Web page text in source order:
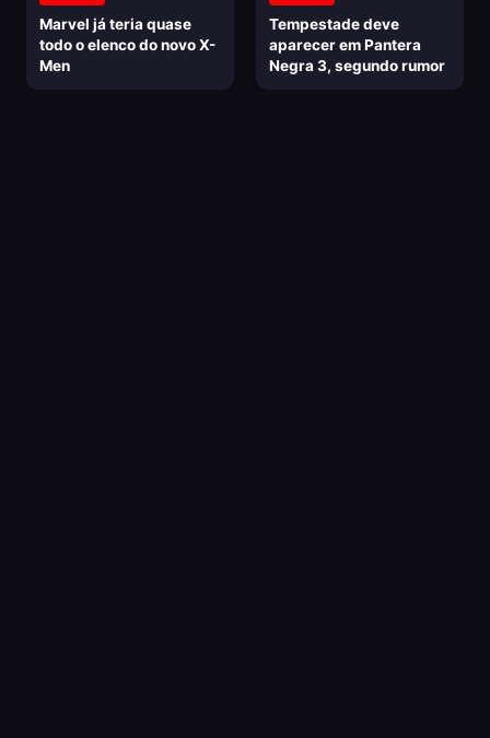
Marvel já teria quase
todo o elenco do novo X-
Men
Tempestade deve
aparecer em Pantera
Negra 3, segundo rumor